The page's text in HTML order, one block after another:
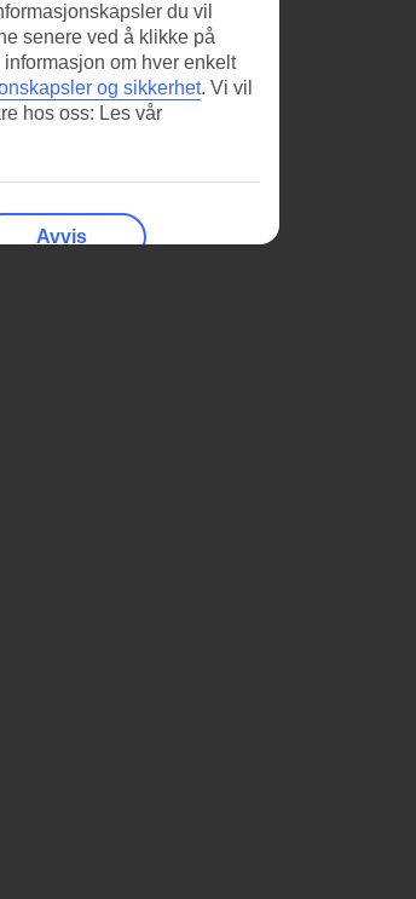
du vil
senere ved å klikke på
om hver enkelt
og sikkerhet. Vi vil
hos oss: Les vår
Avvis